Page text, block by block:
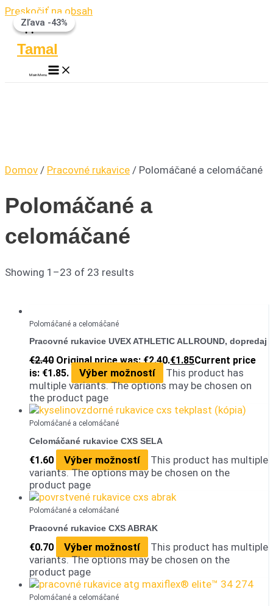
Preskočiť na obsah
Tamal
Main Menu
Domov / Pracovné rukavice / Polomáčané a celomáčané
Polomáčané a
celomáčané
Showing 1–23 of 23 results
Zľava -23%
Polomáčané a celomáčané
Pracovné rukavice UVEX ATHLETIC ALLROUND, dopredaj
€2.40 Original price was: €2.40.€1.85Current price
is: €1.85.
Výber možností
This product has
multiple variants. The options may be chosen on
the product page
Polomáčané a celomáčané
Celomáčané rukavice CXS SELA
€1.60 Výber možností
This product has multiple
variants. The options may be chosen on the
product page
Polomáčané a celomáčané
Pracovné rukavice CXS ABRAK
€0.70 Výber možností
This product has multiple
variants. The options may be chosen on the
product page
Polomáčané a celomáčané
Zľava -43%